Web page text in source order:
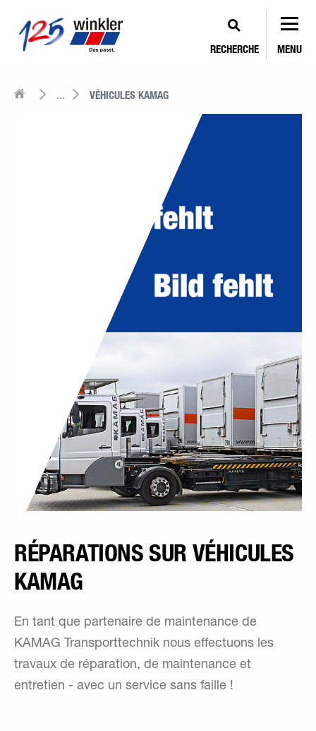
RECHERCHE MENU
... VÉHICULES KAMAG
RÉPARATIONS SUR VÉHICULES
KAMAG
En tant que partenaire de maintenance de
KAMAG Transporttechnik nous effectuons les
travaux de réparation, de maintenance et
entretien - avec un service sans faille !